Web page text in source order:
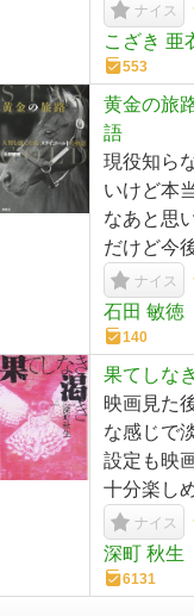
ナイス
こざき 亜
553
黄金の旅
語
現役知ら
いけど本
なあと思
だけど今
ナイス
石田 敏徳
140
果てしな
映画見た
な感じで
設定も映
十分楽し
ナイス
深町 秋生
6131